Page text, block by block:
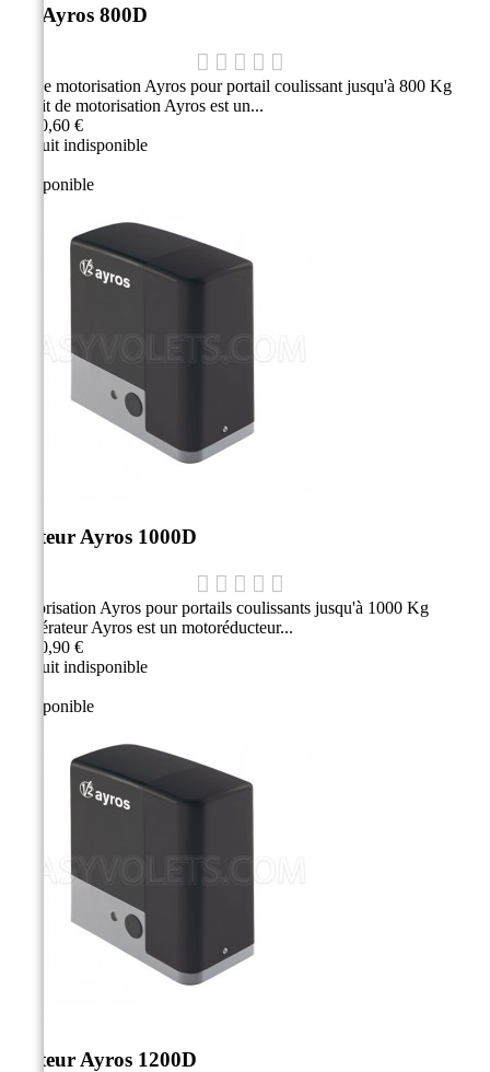
Kit Ayros 800D
Kit de motorisation Ayros pour portail coulissant jusqu'à 800 Kg
Ce kit de motorisation Ayros est un...
1 360,60 €
Produit indisponible
Indisponible
Moteur Ayros 1000D
Motorisation Ayros pour portails coulissants jusqu'à 1000 Kg
L'opérateur Ayros est un motoréducteur...
1 540,90 €
Produit indisponible
Indisponible
Moteur Ayros 1200D